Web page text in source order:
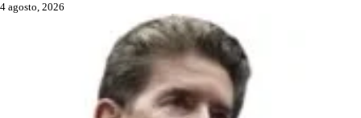
4 agosto, 2026